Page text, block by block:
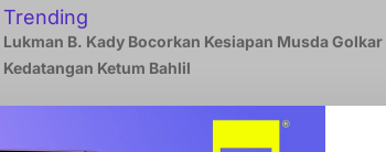
Trending
Lukman B. Kady Bocorkan Kesiapan Musda
Kedatangan Ketum Bahlil